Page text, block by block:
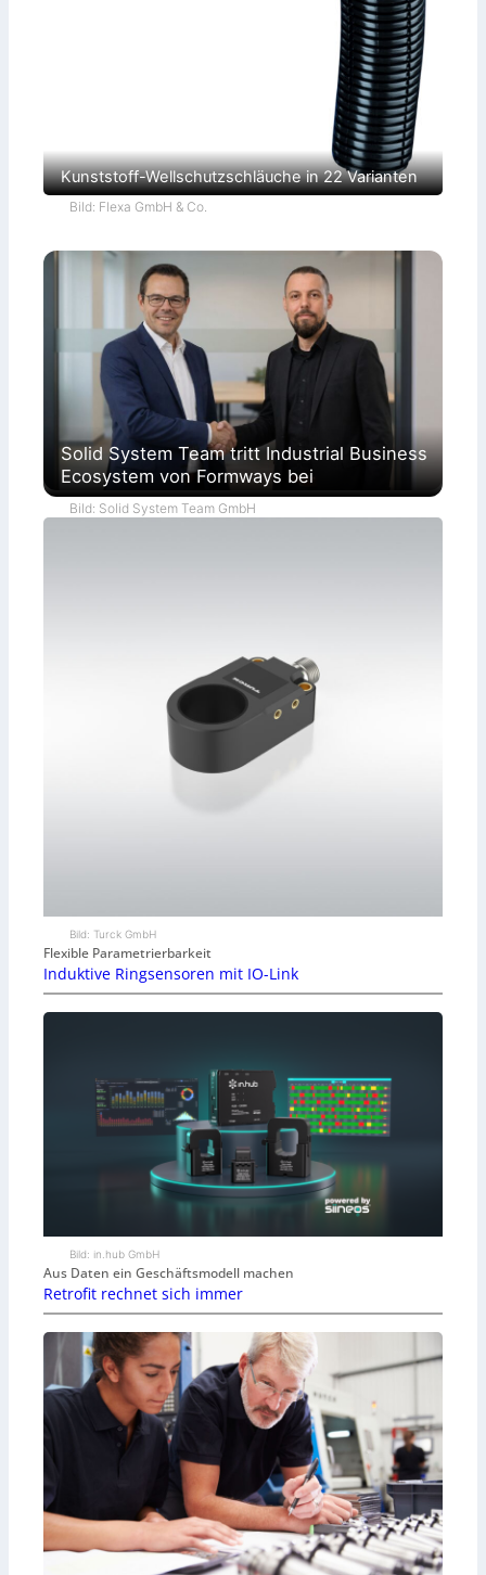
Kunststoff-Wellschutzschläuche in 22 Varianten
Bild: Flexa GmbH & Co.
Solid System Team tritt Industrial Business
Ecosystem von Formways bei
Bild: Solid System Team GmbH
Bild: Turck GmbH
Flexible Parametrierbarkeit
Induktive Ringsensoren mit IO-Link
Bild: in.hub GmbH
Aus Daten ein Geschäftsmodell machen
Retrofit rechnet sich immer